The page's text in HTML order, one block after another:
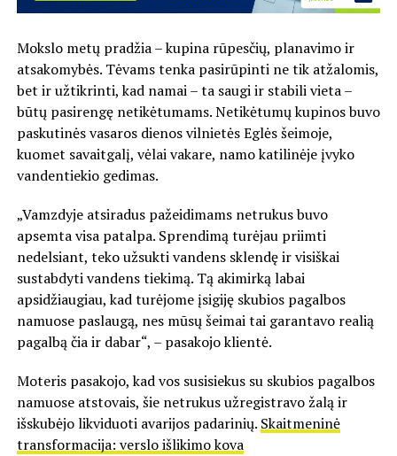
Mokslo metų pradžia – kupina rūpesčių, planavimo ir
atsakomybės. Tėvams tenka pasirūpinti ne tik atžalomis,
bet ir užtikrinti, kad namai – ta saugi ir stabili vieta –
būtų pasirengę netikėtumams. Netikėtumų kupinos buvo
paskutinės vasaros dienos vilnietės Eglės šeimoje,
kuomet savaitgalį, vėlai vakare, namo katilinėje įvyko
vandentiekio gedimas.
„Vamzdyje atsiradus pažeidimams netrukus buvo
apsemta visa patalpa. Sprendimą turėjau priimti
nedelsiant, teko užsukti vandens sklendę ir visiškai
sustabdyti vandens tiekimą. Tą akimirką labai
apsidžiaugiau, kad turėjome įsigiję skubios pagalbos
namuose paslaugą, nes mūsų šeimai tai garantavo realią
pagalbą čia ir dabar“, – pasakojo klientė.
Moteris pasakojo, kad vos susisiekus su skubios pagalbos
namuose atstovais, šie netrukus užregistravo žalą ir
išskubėjo likviduoti avarijos padarinių. Skaitmeninė
transformacija: verslo išlikimo kova